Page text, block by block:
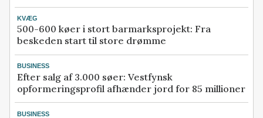
KVÆG
500-600 køer i stort barmarksprojekt: Fra
beskeden start til store drømme
BUSINESS
Efter salg af 3.000 søer: Vestfynsk
opformeringsprofil afhænder jord for 85 millioner
BUSINESS